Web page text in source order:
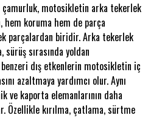
motosikletin arka tekerlek
hem koruma hem de parça
parçalardan biridir. Arka tekerlek
sırasında yoldan
dış etkenlerin motosikletin iç
azaltmaya yardımcı olur. Aynı
ve kaporta elemanlarının daha
Özellikle kırılma, çatlama, sürtme